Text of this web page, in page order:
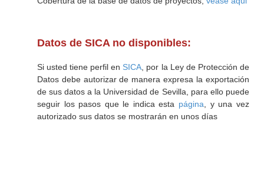
Datos de SICA no disponibles:
Si usted tiene perfil en SICA , por la Ley de Protección de
Datos debe autorizar de manera expresa la exportación
de sus datos a la Universidad de Sevilla, para ello puede
seguir los pasos que le indica esta página , y una vez
autorizado sus datos se mostrarán en unos días